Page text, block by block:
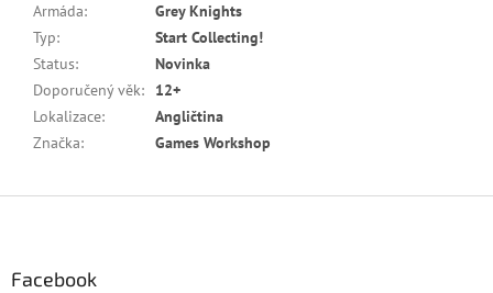
Armáda:
Grey Knights
Typ:
Start Collecting!
Status:
Novinka
Doporučený věk:
12+
Lokalizace:
Angličtina
Značka: Games Workshop
Facebook